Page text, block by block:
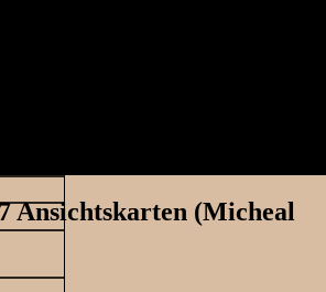
Ansichtskarten (Micheal